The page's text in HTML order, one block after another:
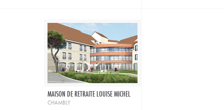
MAISON DE RETRAITE LOUISE MICHEL
chambly